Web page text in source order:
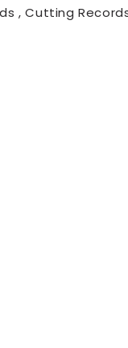
, Cutting